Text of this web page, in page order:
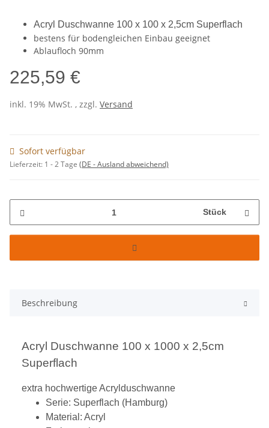
Acryl Duschwanne 100 x 100 x 2,5cm Superflach
bestens für bodengleichen Einbau geeignet
Ablaufloch 90mm
225,59 €
inkl. 19% MwSt. , zzgl. Versand
Sofort verfügbar
Lieferzeit: 1 - 2 Tage (DE - Ausland abweichend)
Stück
Beschreibung
Acryl Duschwanne 100 x 1000 x 2,5cm
Superflach
extra hochwertige Acrylduschwanne
Serie: Superflach (Hamburg)
Material: Acryl